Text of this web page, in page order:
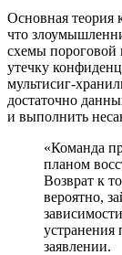
Основная теория
что
схемы пороговой
утечку
мультисиг-
достаточно
и выполнить
«Команда
планом
Возврат к
вероятно,
устранения
заявлении.